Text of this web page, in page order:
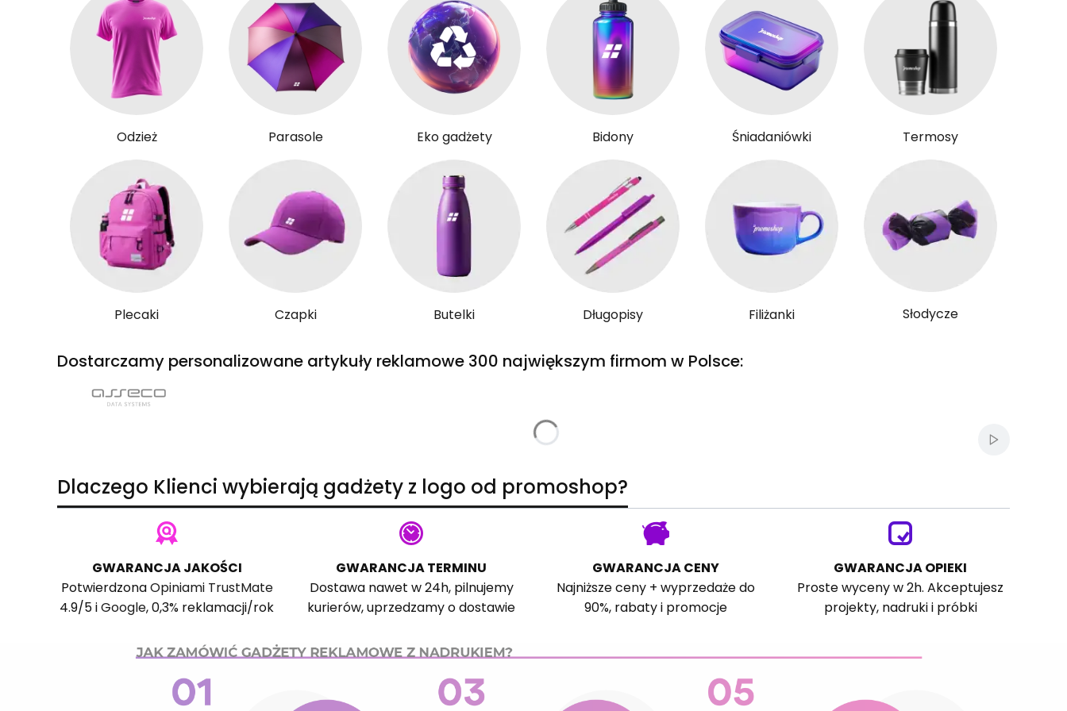
Odzież Parasole Eko gadżety Bidony Śniadaniówki Termosy
Plecaki Czapki Butelki Długopisy Filiżanki Słodycze
Dostarczamy personalizowane artykuły reklamowe 300 największym firmom w Polsce:
Włącz
Dlaczego Klienci wybierają gadżety z logo od promoshop?
GWARANCJA JAKOŚCI
PotwierdzonaOpiniami TrustMate
4.9/5 iGoogle, 0,3% reklamacji/rok
GWARANCJA TERMINU
Dostawa nawet w 24h, pilnujemy
kurierów, uprzedzamy o dostawie
GWARANCJA CENY
Najniższe ceny + wyprzedaże do
90%, rabaty i promocje
GWARANCJA OPIEKI
Proste wyceny w 2h. Akceptujesz
projekty, nadruki i próbki